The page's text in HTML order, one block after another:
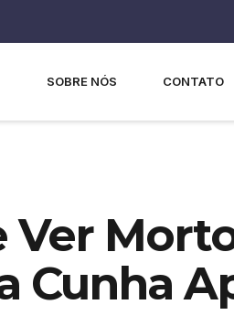
SOBRE NÓS CONTATO
Ver
Cunha